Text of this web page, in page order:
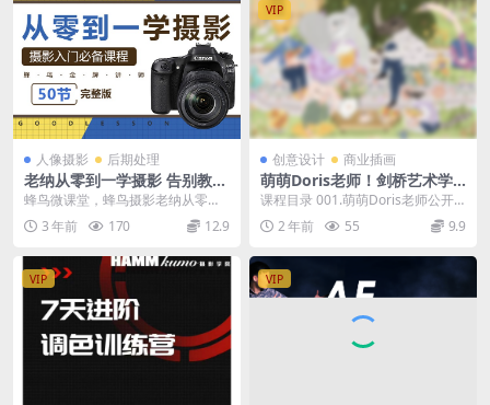
人像摄影 后期处理
老纳从零到一学摄影 告别教科
书，轻松入门摄影基础
蜂鸟微课堂，蜂鸟摄影老纳从零到
一学摄影 告别教科书，轻松入门摄
影基础 了相机看不...
3 年前 170 12.9
VIP
创意设计 商业插画
萌萌Doris老师！剑桥艺术学
院-综合材料「叙事风」插画1
课程目录 001.萌萌Doris老师公开
课70分钟示范视频（上）.mp4 00
2... 2 年前 55 9.9
VIP VIP